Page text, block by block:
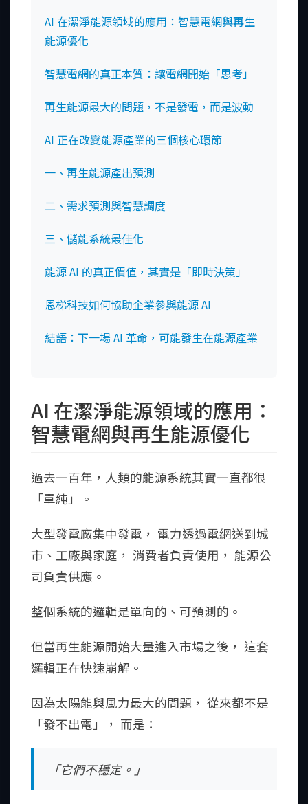
AI 在潔淨能源領域的應用：智慧電網與再生
能源優化
智慧電網的真正本質：讓電網開始「思考」
再生能源最大的問題，不是發電，而是波動
AI 正在改變能源產業的三個核心環節
一、再生能源產出預測
二、需求預測與智慧調度
三、儲能系統最佳化
能源 AI 的真正價值，其實是「即時決策」
恩梯科技如何協助企業參與能源 AI
結語：下一場 AI 革命，可能發生在能源產業
AI 在潔淨能源領域的應用：
智慧電網與再生能源優化
過去一百年，人類的能源系統其實一直都很
「單純」。
大型發電廠集中發電， 電力透過電網送到城
市、工廠與家庭， 消費者負責使用， 能源公
司負責供應。
整個系統的邏輯是單向的、可預測的。
但當再生能源開始大量進入市場之後， 這套
邏輯正在快速崩解。
因為太陽能與風力最大的問題， 從來都不是
「發不出電」， 而是：
「它們不穩定。」